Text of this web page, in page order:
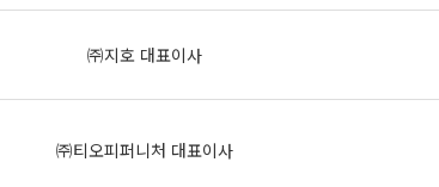
㈜지호 대표이사
㈜티오피퍼니처 대표이사